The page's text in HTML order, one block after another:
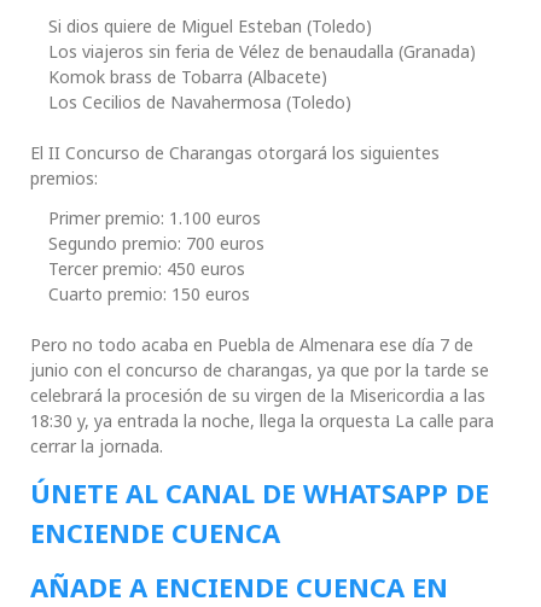
Si dios quiere de Miguel Esteban (Toledo)
Los viajeros sin feria de Vélez de benaudalla (Granada)
Komok brass de Tobarra (Albacete)
Los Cecilios de Navahermosa (Toledo)
El II Concurso de Charangas otorgará los siguientes
premios:
Primer premio: 1.100 euros
Segundo premio: 700 euros
Tercer premio: 450 euros
Cuarto premio: 150 euros
Pero no todo acaba en Puebla de Almenara ese día 7 de
junio con el concurso de charangas, ya que por la tarde se
celebrará la procesión de su virgen de la Misericordia a las
18:30 y, ya entrada la noche, llega la orquesta La calle para
cerrar la jornada.
ÚNETE AL CANAL DE WHATSAPP DE
ENCIENDE CUENCA
AÑADE A ENCIENDE CUENCA EN